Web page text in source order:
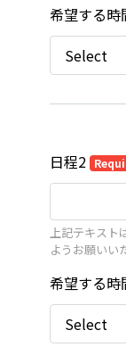
希望する時
日程2
上記テキスト
ようお願いい
希望する時